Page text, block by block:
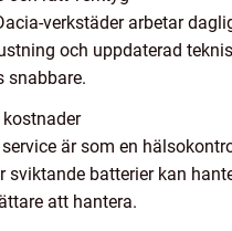
verkstäder arbetar
och uppdaterad
snabbare.
kostnader
är som en
sviktande batterier kan
att hantera.